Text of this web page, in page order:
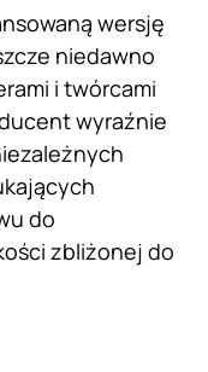
wersję
niedawno
i twórcami
wyraźnie
do
zbliżonej do